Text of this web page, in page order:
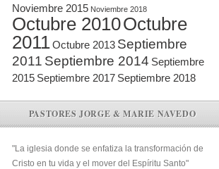
Noviembre 2015 Noviembre 2018
Octubre 2010Octubre
2011Octubre 2013 Septiembre
2011 Septiembre 2014 Septiembre
2015 Septiembre 2017 Septiembre 2018
PASTORES JORGE & MARIE NAVEDO
"La iglesia donde se enfatiza la transformación de
Cristo en tu vida y el mover del Espíritu Santo"